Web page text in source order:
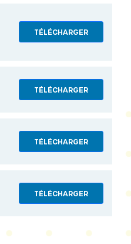
TÉLÉCHARGER
TÉLÉCHARGER
TÉLÉCHARGER
TÉLÉCHARGER